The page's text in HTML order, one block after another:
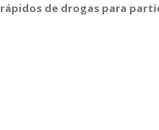
rápidos de drogas para